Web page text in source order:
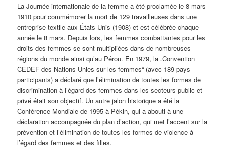
La Journée internationale de la femme a été proclamée le 8 mars
1910 pour commémorer la mort de 129 travailleuses dans une
entreprise textile aux États-Unis (1908) et est célébrée chaque
année le 8 mars. Depuis lors, les femmes combattantes pour les
droits des femmes se sont multipliées dans de nombreuses
régions du monde ainsi qu’au Pérou. En 1979, la „Convention
CEDEF des Nations Unies sur les femmes“ (avec 189 pays
participants) a déclaré que l’élimination de toutes les formes de
discrimination à l’égard des femmes dans les secteurs public et
privé était son objectif. Un autre jalon historique a été la
Conférence Mondiale de 1995 à Pékin, qui a abouti à une
déclaration accompagnée du plan d’action, qui met l’accent sur la
prévention et l’élimination de toutes les formes de violence à
l’égard des femmes et des filles.